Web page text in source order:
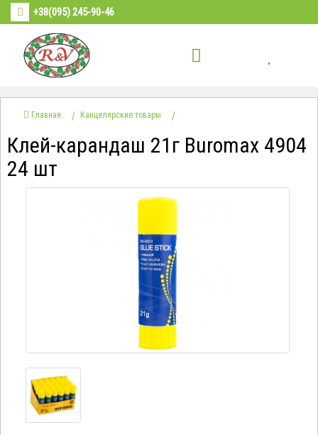
+38(095) 245-90-46
Главная Канцелярские товары
Клей-карандаш 21г Buromax 4904
24 шт